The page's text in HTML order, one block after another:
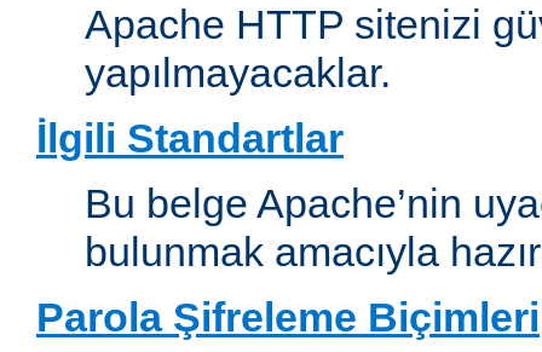
Apache HTTP sitenizi
yapılmayacaklar.
İlgili Standartlar
Bu belge Apache’nin
bulunmak amacıyla
Parola Şifreleme Biçimleri